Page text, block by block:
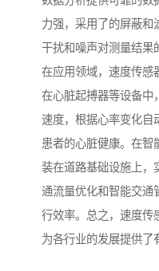
力强，采用了的屏蔽和
干扰和噪声对测量结果
在应用领域，速度传感
在心脏起搏器等设备中
速度，根据心率变化自
患者的心脏健康。在智
装在道路基础设施上，
通流量优化和智能交通
行效率。总之，速度传
为各行业的发展提供了